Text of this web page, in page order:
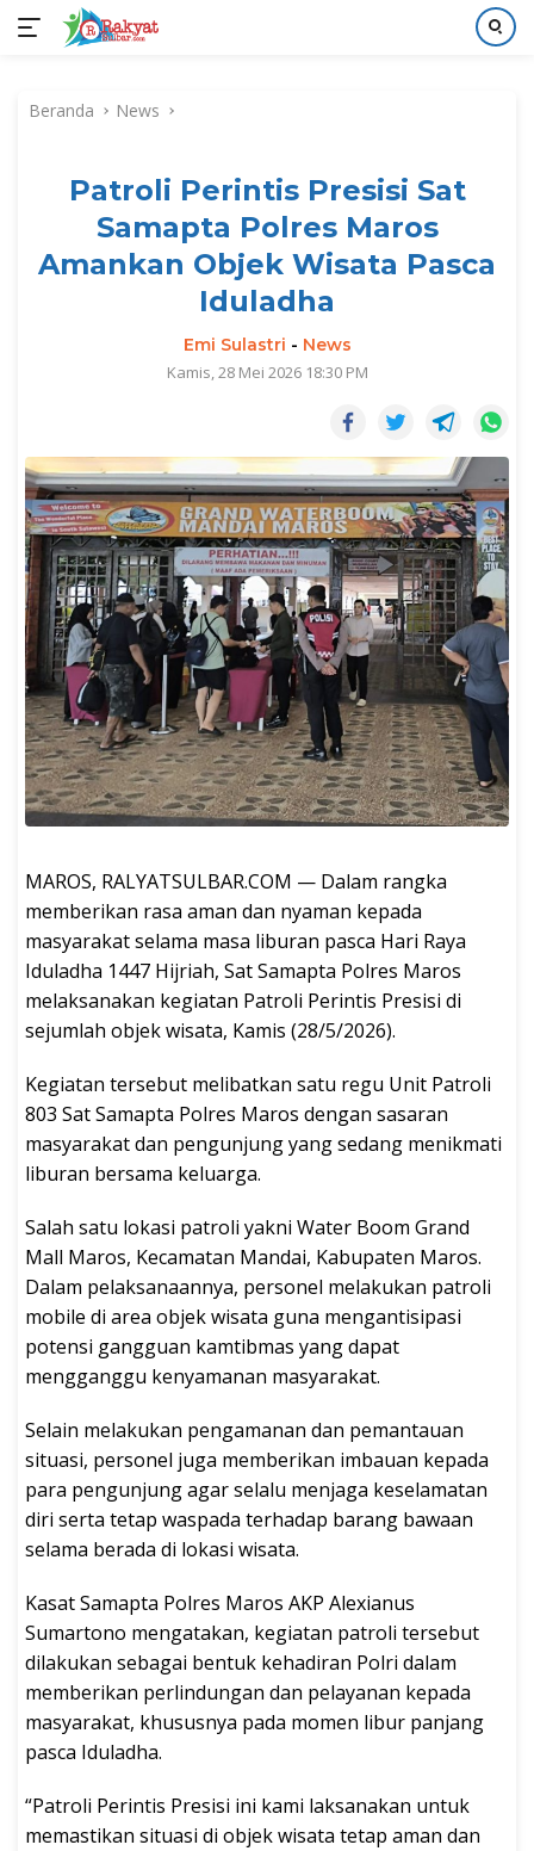
kontenBeranda News
Patroli Perintis Presisi Sat
Samapta Polres Maros
Amankan Objek Wisata Pasca
Iduladha
Emi Sulastri - News
Kamis, 28 Mei 2026 18:30 PM
MAROS, RALYATSULBAR.COM — Dalam rangka
memberikan rasa aman dan nyaman kepada
masyarakat selama masa liburan pasca Hari Raya
Iduladha 1447 Hijriah, Sat Samapta Polres Maros
melaksanakan kegiatan Patroli Perintis Presisi di
sejumlah objek wisata, Kamis (28/5/2026).
Kegiatan tersebut melibatkan satu regu Unit Patroli
803 Sat Samapta Polres Maros dengan sasaran
masyarakat dan pengunjung yang sedang menikmati
liburan bersama keluarga.
Salah satu lokasi patroli yakni Water Boom Grand
Mall Maros, Kecamatan Mandai, Kabupaten Maros.
Dalam pelaksanaannya, personel melakukan patroli
mobile di area objek wisata guna mengantisipasi
potensi gangguan kamtibmas yang dapat
mengganggu kenyamanan masyarakat.
Selain melakukan pengamanan dan pemantauan
situasi, personel juga memberikan imbauan kepada
para pengunjung agar selalu menjaga keselamatan
diri serta tetap waspada terhadap barang bawaan
selama berada di lokasi wisata.
Kasat Samapta Polres Maros AKP Alexianus
Sumartono mengatakan, kegiatan patroli tersebut
dilakukan sebagai bentuk kehadiran Polri dalam
memberikan perlindungan dan pelayanan kepada
masyarakat, khususnya pada momen libur panjang
pasca Iduladha.
“Patroli Perintis Presisi ini kami laksanakan untuk
memastikan situasi di objek wisata tetap aman dan